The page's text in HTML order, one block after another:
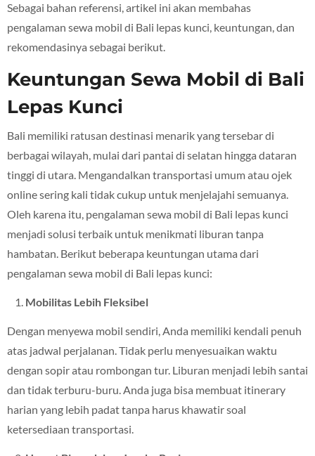
Sebagai bahan referensi, artikel ini akan membahas
pengalaman sewa mobil di Bali lepas kunci, keuntungan, dan
rekomendasinya sebagai berikut.
Keuntungan Sewa Mobil di Bali
Lepas Kunci
Bali memiliki ratusan destinasi menarik yang tersebar di
berbagai wilayah, mulai dari pantai di selatan hingga dataran
tinggi di utara. Mengandalkan transportasi umum atau ojek
online sering kali tidak cukup untuk menjelajahi semuanya.
Oleh karena itu, pengalaman sewa mobil di Bali lepas kunci
menjadi solusi terbaik untuk menikmati liburan tanpa
hambatan. Berikut beberapa keuntungan utama dari
pengalaman sewa mobil di Bali lepas kunci:
Mobilitas Lebih Fleksibel
Dengan menyewa mobil sendiri, Anda memiliki kendali penuh
atas jadwal perjalanan. Tidak perlu menyesuaikan waktu
dengan sopir atau rombongan tur. Liburan menjadi lebih santai
dan tidak terburu-buru. Anda juga bisa membuat itinerary
harian yang lebih padat tanpa harus khawatir soal
ketersediaan transportasi.